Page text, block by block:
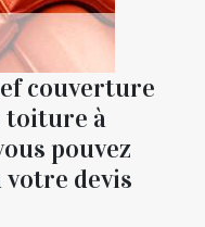
couverture
toiture à
pouvez
devis